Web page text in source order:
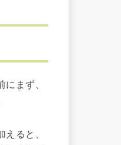
まず、
ると、